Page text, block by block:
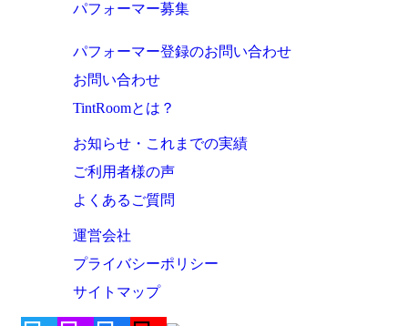
パフォーマー募集
パフォーマー登録のお問い合わせ
お問い合わせ
TintRoomとは？
お知らせ・これまでの実績
ご利用者様の声
よくあるご質問
運営会社
プライバシーポリシー
サイトマップ